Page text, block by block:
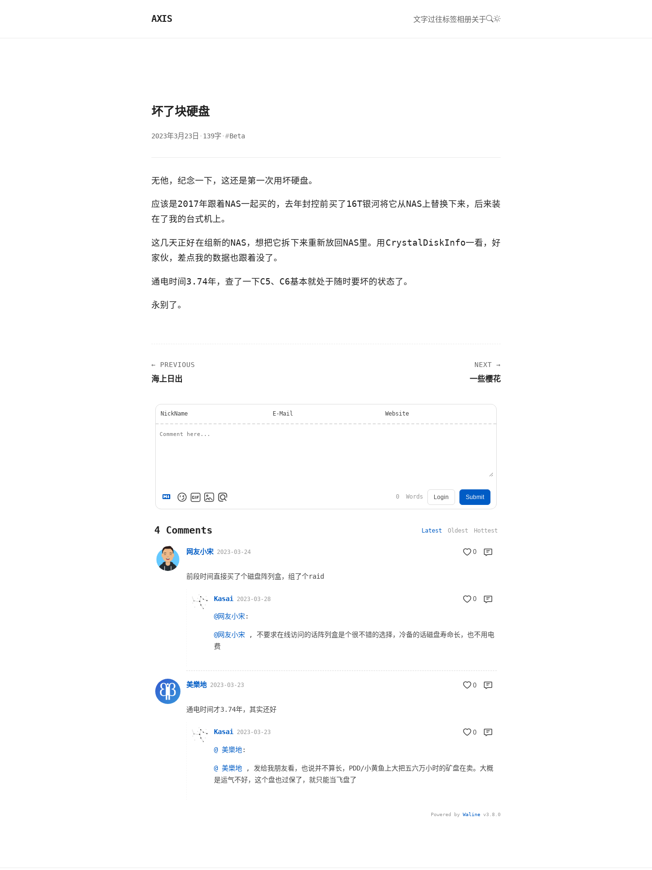
AXIS 文字过往标签相册关于
坏了块硬盘
2023年3月23日 · 139字· Beta
无他，纪念一下，这还是第一次用坏硬盘。
应该是2017年跟着NAS一起买的，去年封控前买了16T银河将它从NAS上替换下来，后来装
在了我的台式机上。
这几天正好在组新的NAS，想把它拆下来重新放回NAS里。用CrystalDiskInfo一看，好
家伙，差点我的数据也跟着没了。
通电时间3.74年，查了一下C5、C6基本就处于随时要坏的状态了。
永别了。
← PREVIOUS
海上日出
NEXT →
一些樱花
NickName E-Mail Website
0 Words Login Submit
4 Comments Latest Oldest Hottest
网友小宋 2023-03-24 0
前段时间直接买了个磁盘阵列盒，组了个raid
Kasai 2023-03-28 0
@网友小宋 :
@网友小宋 , 不要求在线访问的话阵列盒是个很不错的选择，冷备的话磁盘寿命长，也不用电
费
美樂地 2023-03-23 0
通电时间才3.74年，其实还好
Kasai 2023-03-23 0
@ 美樂地 :
@ 美樂地 , 发给我朋友看，也说并不算长，PDD/小黄鱼上大把五六万小时的矿盘在卖。大概
是运气不好，这个盘也过保了，就只能当飞盘了
Powered by Waline v3.8.0